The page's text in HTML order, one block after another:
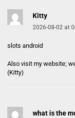
Kitty
2026-08-02 at
slots android
Also visit my website;
(Kitty)
what is the